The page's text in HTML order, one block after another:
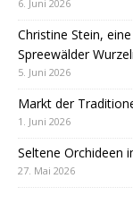
6. Juni 2026
Christine Stein,
Spreewälder
5. Juni 2026
Markt der
1. Juni 2026
Seltene Orchideen
27. Mai 2026